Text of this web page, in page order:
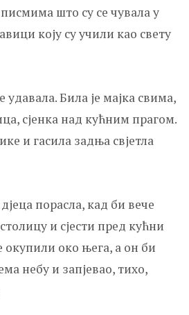
што су се чувала у
коју су учили као свету
удавала. Била је мајка свима,
сјенка над кућним прагом.
и гасила задња свјетла
порасла, кад би вече
и сјести пред кућни
окупили око њега, а он би
небу и запјевао, тихо,